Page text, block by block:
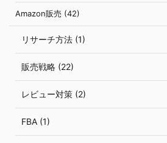
Amazon販売 (42)
リサーチ方法 (1)
販売戦略 (22)
レビュー対策 (2)
FBA (1)